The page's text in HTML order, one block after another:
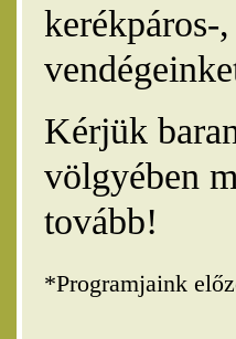
kerékpáros-
Kérjük
völgyében
tovább!
*Programjaink